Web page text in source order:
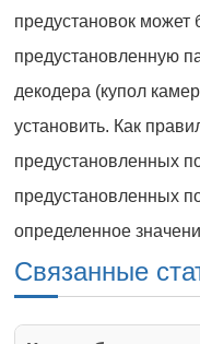
предустановок может
предустановленную
декодера (купол
установить. Как
предустановленных
предустановленных
определенное
Связанные